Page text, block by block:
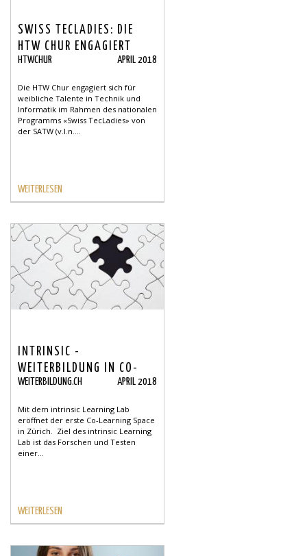
SWISS TECLADIES: DIE
HTW CHUR ENGAGIERT
SICH
HTWCHUR APRIL 2018
Die HTW Chur engagiert sich für
weibliche Talente in Technik und
Informatik im Rahmen des nationalen
Programms «Swiss TecLadies» von
der SATW (v.l.n....
WEITERLESEN
INTRINSIC -
WEITERBILDUNG IN CO-
LEARNING SPACE
WEITERBILDUNG.CH APRIL 2018
Mit dem intrinsic Learning Lab
eröffnet der erste Co-Learning Space
in Zürich. Ziel des intrinsic Learning
Lab ist das Forschen und Testen
einer...
WEITERLESEN